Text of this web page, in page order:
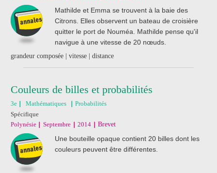
Mathilde et Emma se trouvent à la baie des
Citrons. Elles observent un bateau de croisière
quitter le port de Nouméa. Mathilde pense qu'il
navigue à une vitesse de 20 nœuds.
grandeur composée | vitesse | distance
Couleurs de billes et probabilités
3e Mathématiques
Probabilités
Spécifique
Polynésie
Septembre 2014 Brevet
Une bouteille opaque contient 20 billes dont les
couleurs peuvent être différentes.